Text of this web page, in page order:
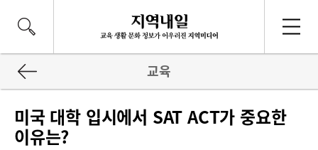
교육
미국 대학 입시에서 SAT ACT가 중요한
이유는?